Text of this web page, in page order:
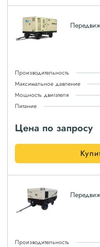
Производительность
Максимальное давление
Мощность двигателя
Питание
Цена по запросу
Производительность